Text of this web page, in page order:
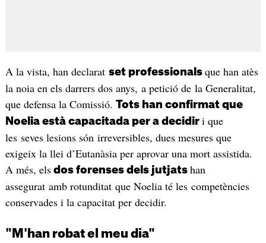
A la vista, han declarat set professionals que han atès
la noia en els darrers dos anys, a petició de la Generalitat,
que defensa la Comissió. Tots han confirmat que
Noelia està capacitada per a decidir i que
les seves lesions són irreversibles, dues mesures que
exigeix la llei d’Eutanàsia per aprovar una mort assistida.
A més, elsdos forenses dels jutjats han
assegurat amb rotunditat que Noelia té les competències
conservades i la capacitat per decidir.
"M'han robat el meu dia"